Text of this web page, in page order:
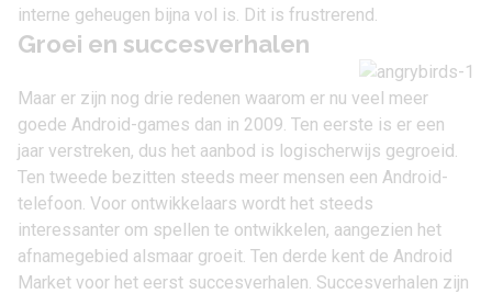
interne geheugen bijna vol is. Dit is frustrerend.
Groei en succesverhalen
Maar er zijn nog drie redenen waarom er nu veel meer
goede Android-games dan in 2009. Ten eerste is er een
jaar verstreken, dus het aanbod is logischerwijs gegroeid.
Ten tweede bezitten steeds meer mensen een Android-
telefoon. Voor ontwikkelaars wordt het steeds
interessanter om spellen te ontwikkelen, aangezien het
afnamegebied alsmaar groeit. Ten derde kent de Android
Market voor het eerst succesverhalen. Succesverhalen zijn